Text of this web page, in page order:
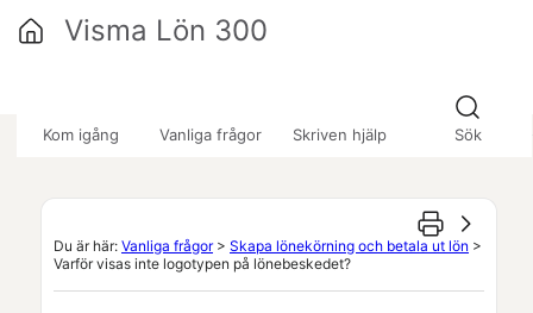
Kom igång Vanliga frågor Skriven hjälp Sök
Visma Lön 300
Du är här: Vanliga frågor> Skapa lönekörning och betala ut lön >
Varför visas inte logotypen på lönebeskedet?